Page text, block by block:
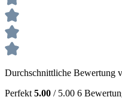
Durchschnittliche Bewertung
Perfekt 5.00 / 5.00 6